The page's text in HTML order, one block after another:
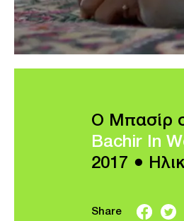
Ο Μπασίρ
Bachir In
2017 ●
Share